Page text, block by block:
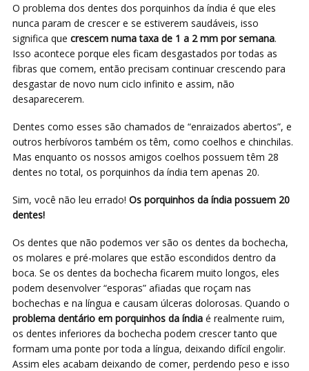
O problema dos dentes dos porquinhos da índia é que eles
nunca param de crescer e se estiverem saudáveis, isso
significa que crescem numa taxa de 1 a 2 mm por semana.
Isso acontece porque eles ficam desgastados por todas as
fibras que comem, então precisam continuar crescendo para
desgastar de novo num ciclo infinito e assim, não
desaparecerem.
Dentes como esses são chamados de “enraizados abertos”, e
outros herbívoros também os têm, como coelhos e chinchilas.
Mas enquanto os nossos amigos coelhos possuem têm 28
dentes no total, os porquinhos da índia tem apenas 20.
Sim, você não leu errado! Os porquinhos da índia possuem 20
dentes!
Os dentes que não podemos ver são os dentes da bochecha,
os molares e pré-molares que estão escondidos dentro da
boca. Se os dentes da bochecha ficarem muito longos, eles
podem desenvolver “esporas” afiadas que roçam nas
bochechas e na língua e causam úlceras dolorosas. Quando o
problema dentário em porquinhos da índia é realmente ruim,
os dentes inferiores da bochecha podem crescer tanto que
formam uma ponte por toda a língua, deixando difícil engolir.
Assim eles acabam deixando de comer, perdendo peso e isso